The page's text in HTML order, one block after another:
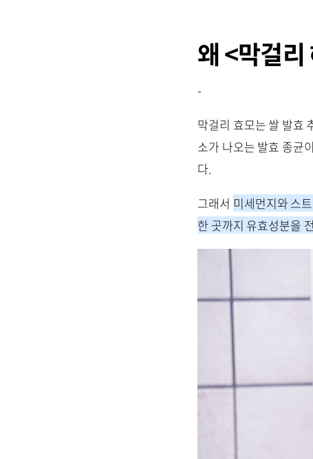
왜 <막걸
-
막걸리 효모는 쌀 발효
소가 나오는 발효 종균
다.
그래서 미세먼지와 스
한 곳까지 유효성분을